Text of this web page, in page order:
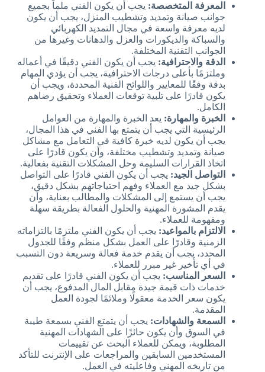
المعرفة المتخصصة: يجب أن يكون الفني ملماً بجميع
جوانب صيانة وتمديد وتشطيب المنزل، يجب أن يكون
لديه معرفة واسعة في مجال التمديد الكهربائي
والسباكة والديكورات والعزل والدهانات وغيرها من
الجوانب التقنية المختلفة.
الدقة والاحترافية: يجب أن يكون الفني دقيقًا في أعماله
وملتزمًا بأعلى درجات الاحترافية، يجب أن يؤدي المهام
بدقة وفقًا للمعايير واللوائح الفنية المحددة، ويجب أن
يكون قادرًا على تلبية توقعات العملاء وتحقيق رضاهم
الكامل.
الخبرة والمهارة: يعد الخبرة والمهارة من العوامل
الرئيسية التي يجب أن يتمتع بها الفني في هذا المجال،
يجب أن يكون لديه خبرة كافية في التعامل مع مشاكل
صيانة وتمديد وتشطيب مختلفة، وأن يكون قادرًا على
اتخاذ القرارات السليمة وحل المشكلات التقنية بفعالية.
التواصل الجيد: يجب أن يكون الفني قادرًا على التواصل
بشكل جيد مع العملاء وفهم احتياجاتهم بشكل دقيق،
يجب أن يستمع إلى المشكلات والمطالب بعناية، وأن
يقدم المشورة المهنية والحلول الفعالة بطريقة سهلة
ومفهومة للعملاء.
الالتزام بالمواعيد: يجب أن يكون الفني ملتزمًا بالتزاماته
الزمنية وقادرًا على العمل بشكل منظم وفقًا للجدول
المحدد، يجب أن يقدم خدمة فعالة وسريعة دون التسبب
في أي تأخير غير مبرر للعملاء.
السعر المناسب: يجب أن يكون الفني قادرًا على تقديم
خدمات ذات قيمة جيدة مقابل المال المدفوع، يجب أن
يكون سعر الخدمة معقولًا وملائمًا لجودة العمل
المقدمة.
السمعة والشهادات: يجب أن يتمتع الفني بسمعة طيبة
في السوق وأن يكون حائزًا على الشهادات المهنية
المطلوبة، ويمكن للعملاء البحث عن تقييمات
المستخدمين السابقين والمراجعات على الإنترنت للتأكد
من تاريخه المهني وفاعليته في العمل.